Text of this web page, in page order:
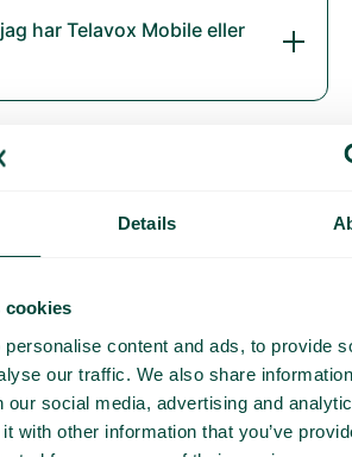
Details
cookies
content and ads, to provide
our traffic. We also share
our social media, advertising and
with other information that you’ve
har Telavox Mobile eller
kan du som kund hålla bättre koll på
när du surfar utanför EU/EES.
har en viss mängd data till ett